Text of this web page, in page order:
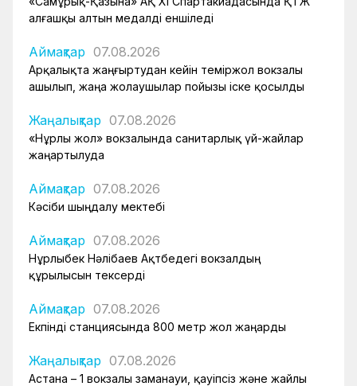
алғашқы алтын медалді еншіледі
Аймақтар 07.08.2026
Арқалықта жаңғыртудан кейін теміржол вокзалы
ашылып, жаңа жолаушылар пойызы іске қосылды
Жаңалықтар 07.08.2026
«Нұрлы жол» вокзалында санитарлық үй-жайлар
жаңартылуда
Аймақтар 07.08.2026
Кәсіби шыңдалу мектебі
Аймақтар 07.08.2026
Нұрлыбек Нәлібаев Ақтөбедегі вокзалдың
құрылысын тексерді
Аймақтар 07.08.2026
Екпінді станциясында 800 метр жол жаңарды
Жаңалықтар 07.08.2026
Астана – 1 вокзалы заманауи, қауіпсіз және жайлы